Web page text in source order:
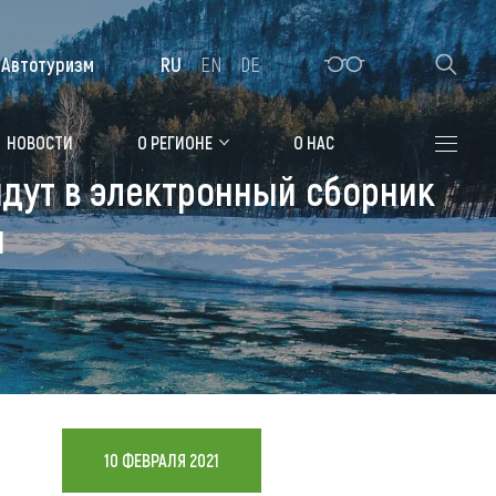
Алтайская зимовка
Где остановиться
Санатории
Гостиницы, отели
Коттеджи, базы
Сельские усадьбы
Мотели, придорожные отели
НОВОСТИ О РЕГИОНЕ О НАС
Автотуризм RU EN DE
в электронный сборник
10 ФЕВРАЛЯ 2021